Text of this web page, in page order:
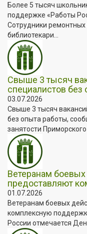
Более 5 тысяч
поддержке «Работы
Сотрудники
библиотекари...
Свыше 3 тысяч
специалистов без
03.07.2026
Свыше 3 тысяч
без опыта работы,
занятости Приморского
Ветеранам
предоставляют
01.07.2026
Ветеранам боевых
комплексную
России отмечается